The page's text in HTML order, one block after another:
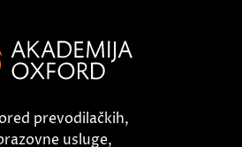
prevodilačkih,
usluge,